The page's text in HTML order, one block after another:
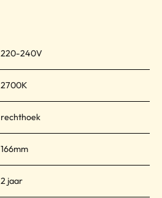
220-240V
2700K
rechthoek
166mm
2 jaar